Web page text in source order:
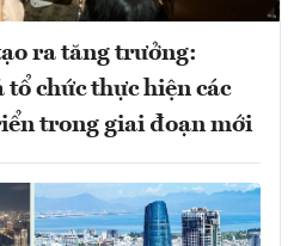
ra tăng trưởng:
tổ chức thực hiện các
trong giai đoạn mới